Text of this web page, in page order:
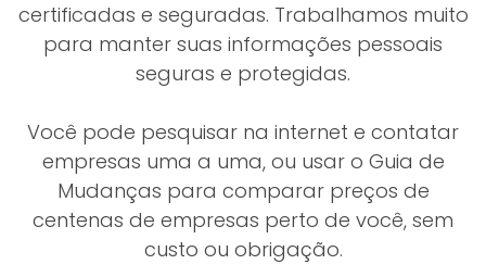
certificadas e seguradas. Trabalhamos muito
para manter suas informações pessoais
seguras e protegidas.
Você pode pesquisar na internet e contatar
empresas uma a uma, ou usar o Guia de
Mudanças para comparar preços de
centenas de empresas perto de você, sem
custo ou obrigação.